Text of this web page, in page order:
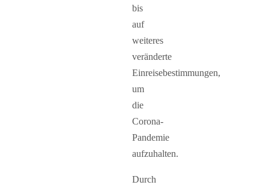
bis
auf
weiteres
veränderte
Einreisebestimmungen,
um
die
Corona-
Pandemie
aufzuhalten.
Durch